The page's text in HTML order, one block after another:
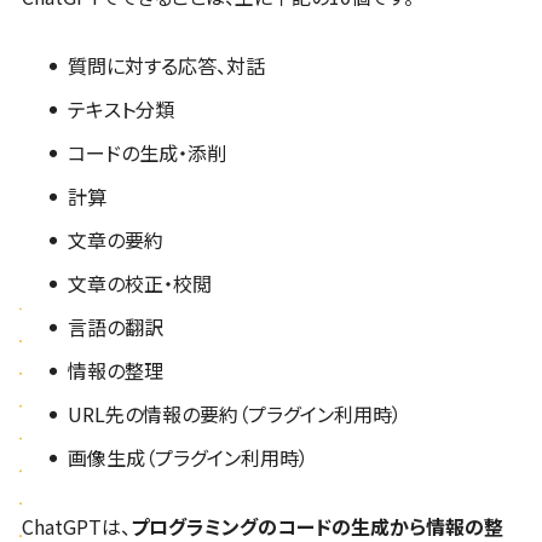
質問に対する応答、対話
テキスト分類
コードの生成・添削
計算
文章の要約
文章の校正・校閲
言語の翻訳
情報の整理
URL先の情報の要約（プラグイン利用時）
画像生成（プラグイン利用時）
ChatGPTは、プログラミングのコードの生成から情報の整